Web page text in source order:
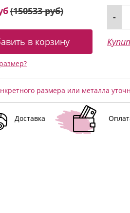
(150533 руб) -
размера или металла
Доставка